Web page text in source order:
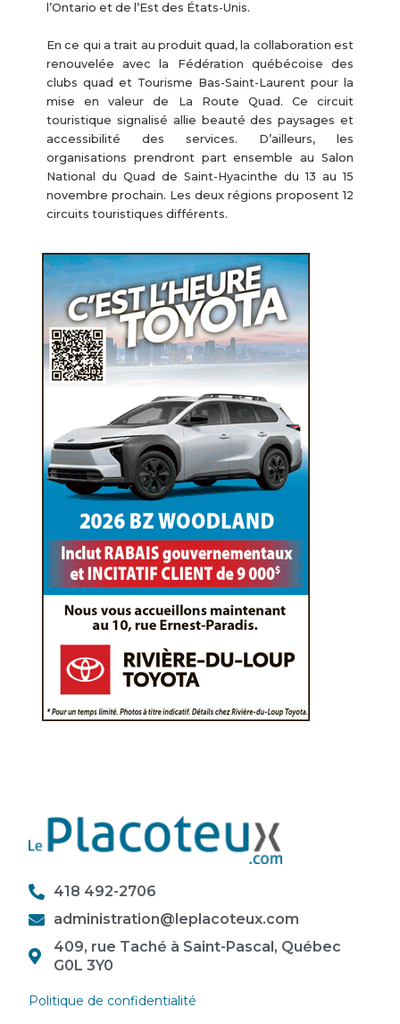
l’Ontario et de l’Est des États-Unis.
En ce qui a trait au produit quad, la collaboration est
renouvelée avec la Fédération québécoise des
clubs quad et Tourisme Bas-Saint-Laurent pour la
mise en valeur de La Route Quad. Ce circuit
touristique signalisé allie beauté des paysages et
accessibilité des services. D’ailleurs, les
organisations prendront part ensemble au Salon
National du Quad de Saint-Hyacinthe du 13 au 15
novembre prochain. Les deux régions proposent 12
circuits touristiques différents.
418 492-2706
administration@leplacoteux.com
409, rue Taché à Saint-Pascal, Québec
G0L 3Y0
Politique de confidentialité